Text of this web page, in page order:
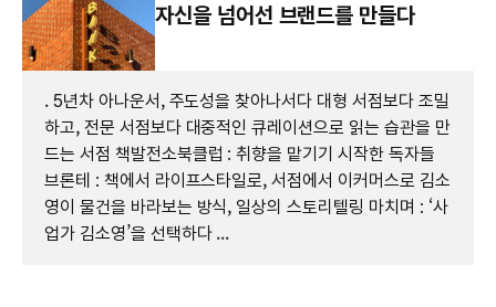
자신을 넘어선 브랜드를 만들다
. 5년차 아나운서, 주도성을 찾아나서다 대형 서점보다 조밀
하고, 전문 서점보다 대중적인 큐레이션으로 읽는 습관을 만
드는 서점 책발전소북클럽 : 취향을 맡기기 시작한 독자들
브론테 : 책에서 라이프스타일로, 서점에서 이커머스로 김소
영이 물건을 바라보는 방식, 일상의 스토리텔링 마치며 : ‘사
업가 김소영’을 선택하다 ...